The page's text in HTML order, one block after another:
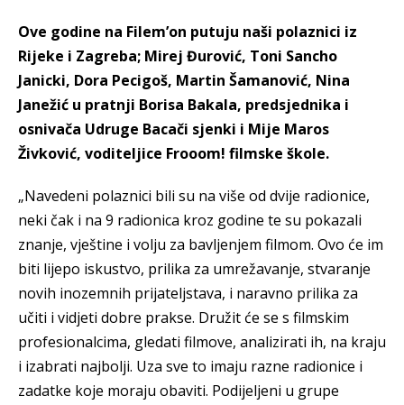
Ove godine na Filem’on putuju naši polaznici iz
Rijeke i Zagreba; Mirej Đurović, Toni Sancho
Janicki, Dora Pecigoš, Martin Šamanović, Nina
Janežić u pratnji Borisa Bakala, predsjednika i
osnivača Udruge Bacači sjenki i Mije Maros
Živković, voditeljice Frooom! filmske škole.
„Navedeni polaznici bili su na više od dvije radionice,
neki čak i na 9 radionica kroz godine te su pokazali
znanje, vještine i volju za bavljenjem filmom. Ovo će im
biti lijepo iskustvo, prilika za umrežavanje, stvaranje
novih inozemnih prijateljstava, i naravno prilika za
učiti i vidjeti dobre prakse. Družit će se s filmskim
profesionalcima, gledati filmove, analizirati ih, na kraju
i izabrati najbolji. Uza sve to imaju razne radionice i
zadatke koje moraju obaviti. Podijeljeni u grupe